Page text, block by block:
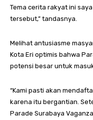
Tema cerita rakyat ini
tersebut,” tandasnya.
Melihat antusiasme
Kota Eri optimis bahwa
potensi besar untuk
“Kami pasti akan
karena itu bergantian.
Parade Surabaya